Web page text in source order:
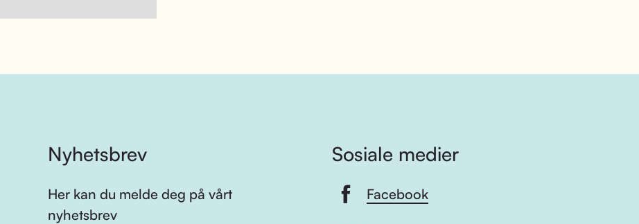
Nyhetsbrev
Her kan du melde deg på vårt
nyhetsbrev
Sosiale medier
Facebook